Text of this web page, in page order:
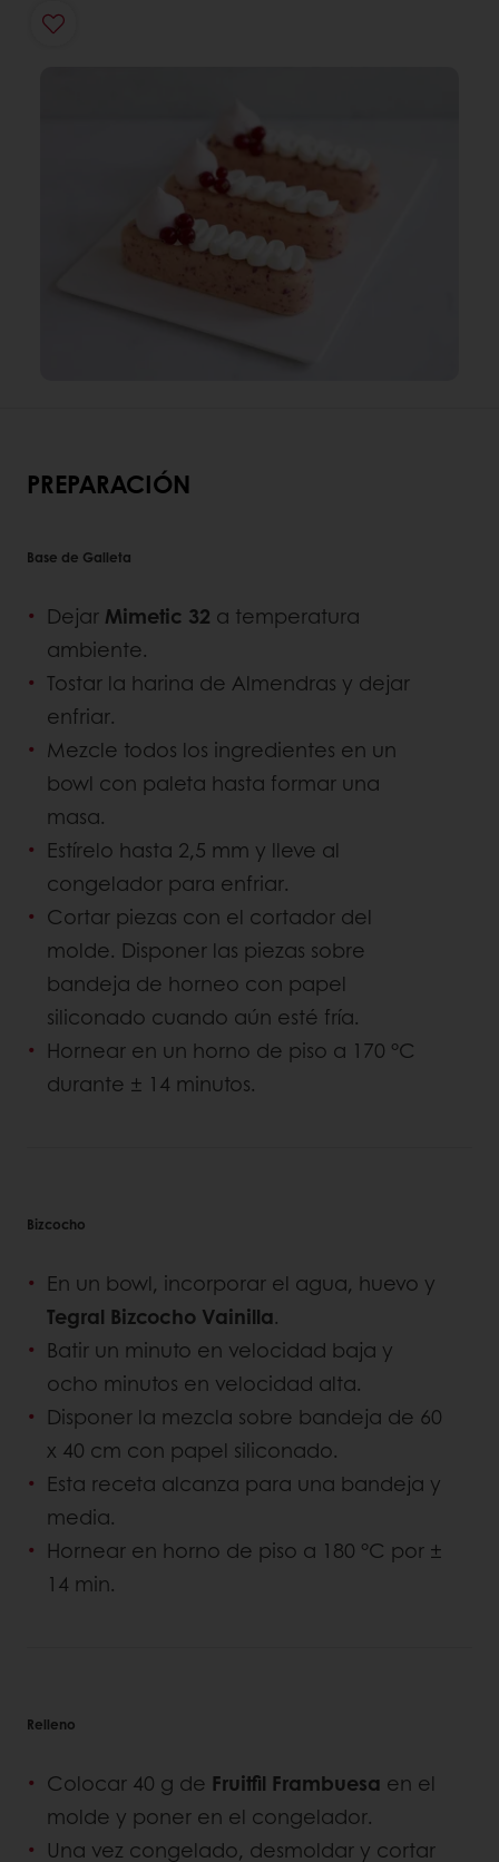
PREPARACIÓN
Base de Galleta
Dejar Mimetic 32 a temperatura
ambiente.
Tostar la harina de Almendras y dejar
enfriar.
Mezcle todos los ingredientes en un
bowl con paleta hasta formar una
masa.
Estírelo hasta 2,5 mm y lleve al
congelador para enfriar.
Cortar piezas con el cortador del
molde. Disponer las piezas sobre
bandeja de horneo con papel
siliconado cuando aún esté fría.
Hornear en un horno de piso a 170 °C
durante ± 14 minutos.
Bizcocho
En un bowl, incorporar el agua, huevo y
Tegral Bizcocho Vainilla.
Batir un minuto en velocidad baja y
ocho minutos en velocidad alta.
Disponer la mezcla sobre bandeja de 60
x 40 cm con papel siliconado.
Esta receta alcanza para una bandeja y
media.
Hornear en horno de piso a 180 °C por ±
14 min.
Relleno
Colocar 40 g de Fruitfil Frambuesa en el
molde y poner en el congelador.
Una vez congelado, desmoldar y cortar